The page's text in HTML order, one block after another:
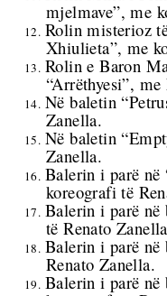
mjelmave”, me
12. Rolin misterioz
Xhiulieta”, me
13. Rolin e Baron
“Arrëthyesi”,
14. Në baletin
Zanella.
15. Në baletin
Zanella.
16. Balerin i parë në
koreografi të
17. Balerin i parë në
të Renato
18. Balerin i parë në
Renato Zanella.
19. Balerin i parë në